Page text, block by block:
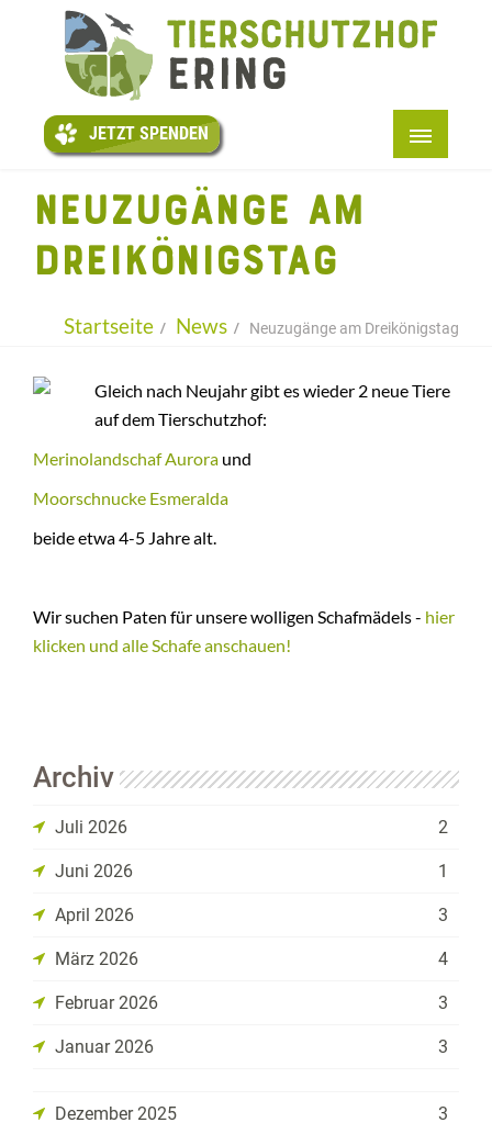
SPENDEN
JETZT SPENDEN
ÜBER UNS
PATENTIERE
LESEN
BMT
NEWS
NEUZUGÄNGE AM
DREIKÖNIGSTAG
Startseite News Neuzugänge am Dreikönigstag
Gleich nach Neujahr gibt es wieder 2 neue Tiere
auf dem Tierschutzhof:
Merinolandschaf Aurora und
Moorschnucke Esmeralda
beide etwa 4-5 Jahre alt.
Wir suchen Paten für unsere wolligen Schafmädels - hier
klicken und alle Schafe anschauen!
Archiv
Juli 2026 2
Juni 2026 1
April 2026 3
März 2026 4
Februar 2026 3
Januar 2026 3
Dezember 2025 3